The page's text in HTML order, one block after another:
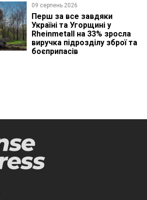
09 серпень 2026
Перш за все завдяки
Україні та Угорщині у
Rheinmetall на 33% зросла
виручка підрозділу зброї та
боєприпасів